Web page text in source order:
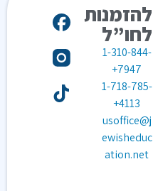
להזמנות
לחו”ל
1-310-844-
7947+
1-718-785-
4113+
usoffice@j
ewisheduc
ation.net